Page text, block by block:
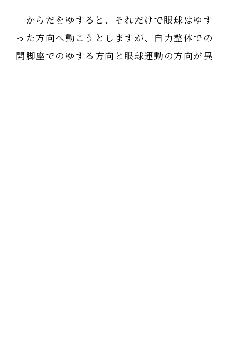
からだをゆすると、それだけで眼球はゆす
った方向へ動こうとしますが、自力整体での
開脚座でのゆする方向と眼球運動の方向が異